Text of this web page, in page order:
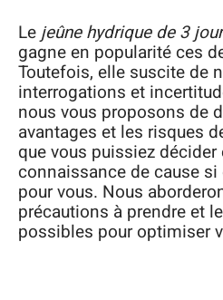
Le jeûne hydrique de 3
gagne en popularité ces
Toutefois, elle suscite de
interrogations et
nous vous proposons de
avantages et les risques
que vous puissiez décider
connaissance de cause
pour vous. Nous
précautions à prendre et
possibles pour optimiser